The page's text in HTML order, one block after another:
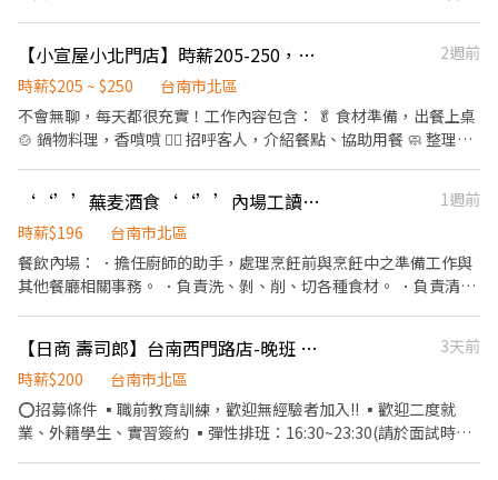
可，肯學習比較重要 註：平日晚班；假日需整天可配合唷！（中午
跟晚上都會排班）
【小宣屋小北門店】時薪205-250，誠徵熱血夥伴，與我們一起把壽喜燒做到最好。
2週前
時薪$205 ~ $250
台南市北區
不會無聊，每天都很充實！工作內容包含： 🥬 食材準備，出餐上桌
🍲 鍋物料理，香噴噴 🙋‍♀️ 招呼客人，介紹餐點、協助用餐 🧼 整理外
時，排班彈性超好配合 🍛 員工餐吃起來！制服我們出！ 🎁 節日禮
金、推薦獎金、員工聚餐全都有！ 📈 表現好還有機會轉正，升遷透
明、看得見未來！ ⸻ 💖【我們超歡迎這樣的你】 ✨ 喜歡餐飲、
喜歡笑、喜歡熱鬧 ✨ 穩定負責，做事不拖拉 ✨ 團隊合作一把罩 ✨
南市北區西門路四段135號 ⸻ 🙌 快來加入我們！ 📩 想上班？想
學習？想賺錢？ 都來都來～只缺你啦！ 快私訊我們或投遞履歷，馬
‘‘’’蕪麦酒食‘‘’’內場工讀～固定晚班‘‘’’時間可議‘‘’’
1週前
時薪$196
台南市北區
餐飲內場： ．擔任廚師的助手，處理烹飪前與烹飪中之準備工作與
其他餐廳相關事務。 ．負責洗、剝、削、切各種食材。 ．負責清理
【日商 壽司郎】台南西門路店-晚班 兼職人員(★時薪200元起)!!二度就業、復職同仁、實習簽約、外籍學生!!
3天前
時薪$200
台南市北區
⭕招募條件 ▪職前教育訓練，歡迎無經驗者加入!! ▪歡迎二度就
業、外籍學生、實習簽約 ▪彈性排班：16:30~23:30(請於面試時與